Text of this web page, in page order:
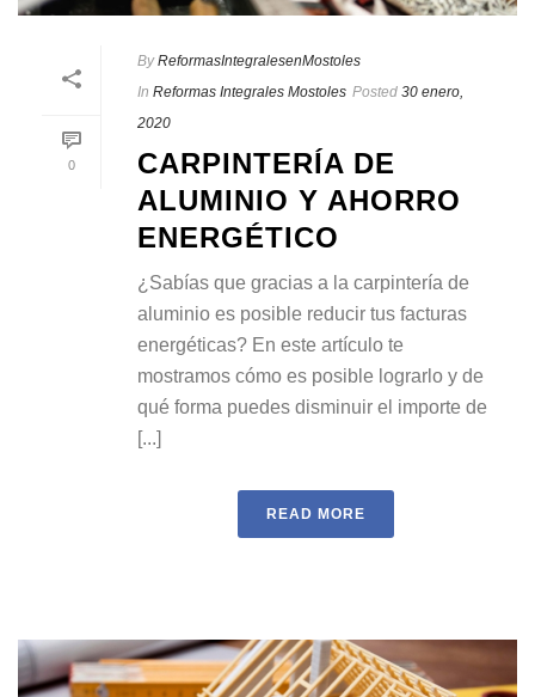
0
By ReformasIntegralesenMostoles
In Reformas Integrales Mostoles Posted 30 enero,
2020
CARPINTERÍA DE
ALUMINIO Y AHORRO
ENERGÉTICO
¿Sabías que gracias a la carpintería de
aluminio es posible reducir tus facturas
energéticas? En este artículo te
mostramos cómo es posible lograrlo y de
qué forma puedes disminuir el importe de
[...]
READ MORE